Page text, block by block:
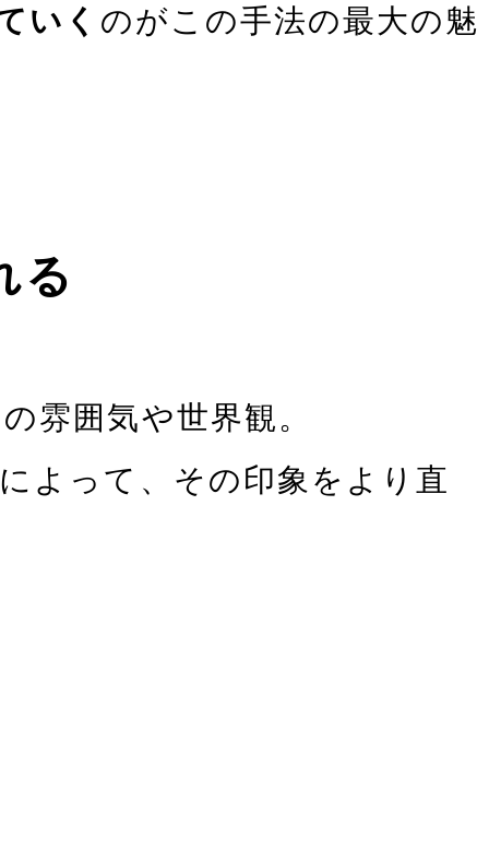
いく のがこの手法の最大の魅
る
雰囲気や世界観。
よって、その印象をより直